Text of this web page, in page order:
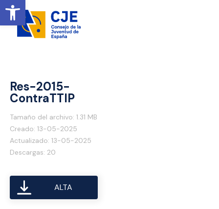
Ireki tresna-barra
Res-2015-
ContraTTIP
Tamaño del archivo: 1.31 MB
Creado: 13-05-2025
Actualizado: 13-05-2025
Descargas: 20
ALTA